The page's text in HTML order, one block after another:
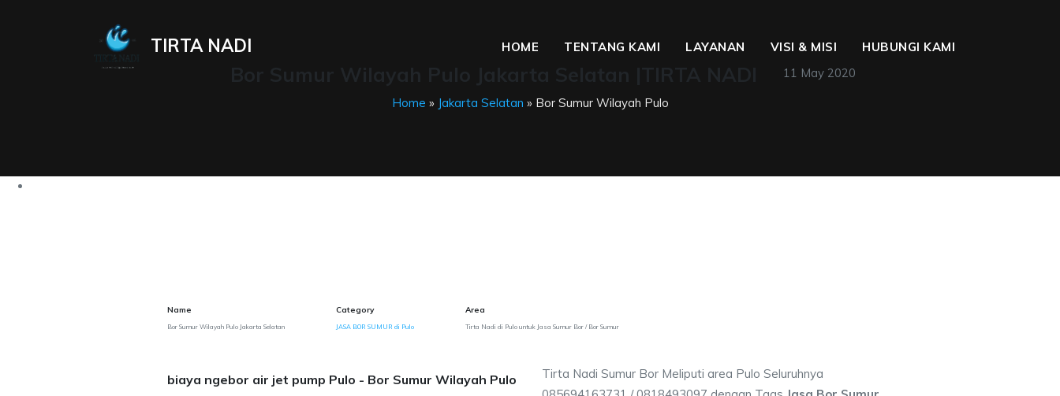
TIRTA NADI HOME TENTANG KAMI LAYANAN VISI & MISI
HUBUNGI KAMI
11 May 2020
Home » Jakarta Selatan » Bor Sumur Wilayah Pulo
Name
Bor Sumur Wilayah Pulo Jakarta Selatan
Category
JASA BOR SUMUR di Pulo
Area
Tirta Nadi di Pulo untuk Jasa Sumur Bor / Bor Sumur
biaya ngebor air jet pump Pulo - Bor Sumur Wilayah Pulo
Tirta Nadi Sumur Bor Meliputi area Pulo Seluruhnya